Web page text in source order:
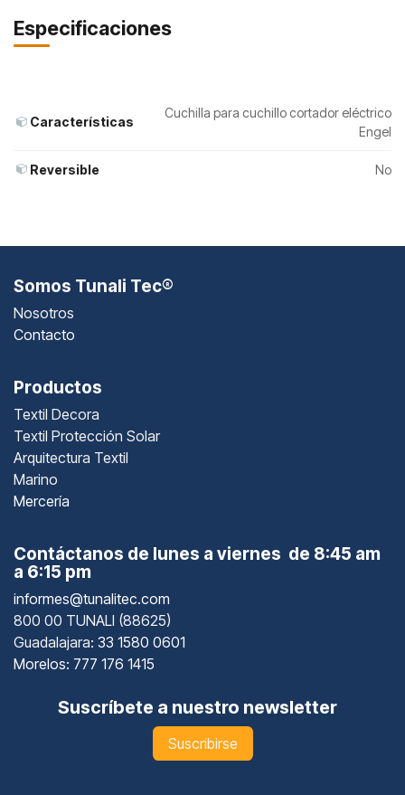
Especificaciones
Características
Cuchilla para cuchillo cortador eléctrico
Engel
Reversible No
Somos Tunali Tec®
Nosotros
Contacto
Productos
Textil Decora
Textil Protección Solar
Arquitectura Textil
Marino
Mercería
Contáctanos de lunes a viernes de 8:45 am
a 6:15 pm
informes@tunalitec.com
800 00 TUNALI (88625)
Guadalajara: 33 1580 0601
Morelos: 777 176 1415
Suscríbete a nuestro newsletter
Suscribirse